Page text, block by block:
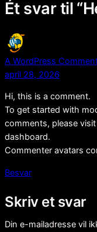
Ét svar til
A WordPress
april 28, 2026
Hi, this is a comment.
To get started with
comments, please
dashboard.
Commenter avatars
Besvar
Skriv et svar
Din e-mailadresse vil